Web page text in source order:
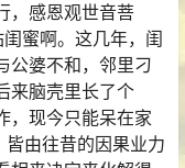
，感恩观世音菩
蜜啊。这几年，闺
公婆不和，邻里刁
来脑壳里长了个
，现今只能呆在家
皆由往昔的因果业力